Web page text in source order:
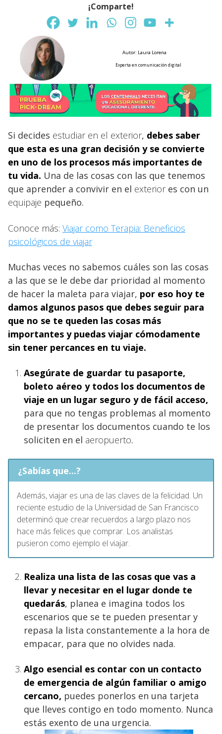
¡Comparte!
Autor: Laura Lorena
Experta en comunicación digital
Si decides estudiar en el exterior, debes saber
que esta es una gran decisión y se convierte
en uno de los procesos más importantes de
tu vida. Una de las cosas con las que tenemos
que aprender a convivir en el exteriores con un
equipaje pequeño.
Conoce más: Viajar como Terapia: Beneficios
psicológicos de viajar
Muchas veces no sabemos cuáles son las cosas
a las que se le debe dar prioridad al momento
de hacer la maleta para viajar, por eso hoy te
damos algunos pasos que debes seguir para
que no se te queden las cosas más
importantes y puedas viajar cómodamente
sin tener percances en tu viaje.
Asegúrate de guardar tu pasaporte,
boleto aéreo y todos los documentos de
viaje en un lugar seguro y de fácil acceso,
para que no tengas problemas al momento
de presentar los documentos cuando te los
soliciten en el aeropuerto.
¿Sabías que...?
Además, viajar es una de las claves de la felicidad. Un
reciente estudio de la Universidad de San Francisco
determinó que crear recuerdos a largo plazo nos
hace más felices que comprar. Los analistas
pusieron como ejemplo el viajar.
Realiza una lista de las cosas que vas a
llevar y necesitar en el lugar donde te
quedarás, planea e imagina todos los
escenarios que se te pueden presentar y
repasa la lista constantemente a la hora de
empacar, para que no olvides nada.
Algo esencial es contar con un contacto
de emergencia de algún familiar o amigo
cercano, puedes ponerlos en una tarjeta
que lleves contigo en todo momento. Nunca
estás exento de una urgencia.